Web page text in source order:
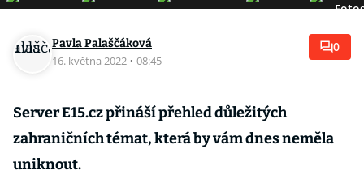
Pavla Palaščáková
16. května 2022 · 08:45
0
Server E15.cz přináší přehled důležitých
zahraničních témat, která by vám dnes neměla
uniknout.